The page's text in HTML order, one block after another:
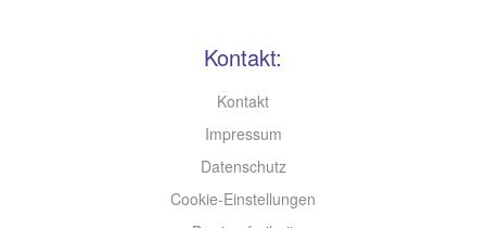
Kontakt:
Kontakt
Impressum
Datenschutz
Cookie-Einstellungen